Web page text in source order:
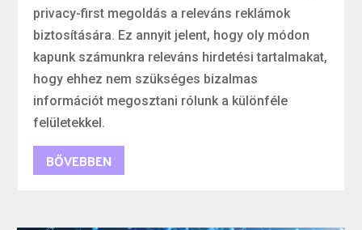
privacy-first megoldás a releváns reklámok
biztosítására. Ez annyit jelent, hogy oly módon
kapunk számunkra releváns hirdetési tartalmakat,
hogy ehhez nem szükséges bizalmas
információt megosztani rólunk a különféle
felületekkel.
BŐVEBBEN